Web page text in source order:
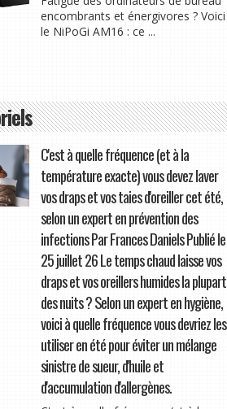
encombrants et énergivores ? Voici
le NiPoGi AM16 : ce ...
C'est à quelle fréquence (et à la
température exacte) vous devez laver
vos draps et vos taies d'oreiller cet été,
selon un expert en prévention des
infections Par Frances Daniels Publié le
25 juillet 26 Le temps chaud laisse vos
draps et vos oreillers humides la plupart
des nuits ? Selon un expert en hygiène,
voici à quelle fréquence vous devriez les
utiliser en été pour éviter un mélange
sinistre de sueur, d'huile et
d'accumulation d'allergènes.